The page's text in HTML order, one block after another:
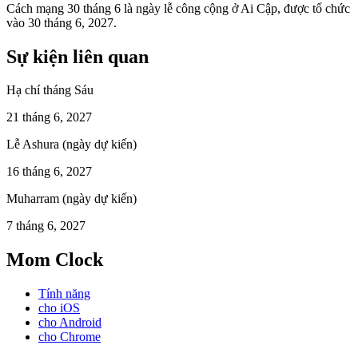
Cách mạng 30 tháng 6 là ngày lễ công cộng ở Ai Cập, được tổ chức
vào 30 tháng 6, 2027.
Sự kiện liên quan
Hạ chí tháng Sáu
21 tháng 6, 2027
Lễ Ashura (ngày dự kiến)
16 tháng 6, 2027
Muharram (ngày dự kiến)
7 tháng 6, 2027
Mom Clock
Tính năng
cho iOS
cho Android
cho Chrome